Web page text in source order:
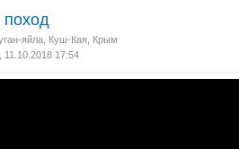
яйла, Куш-Кая, Крым
, 11.10.2018 17:54